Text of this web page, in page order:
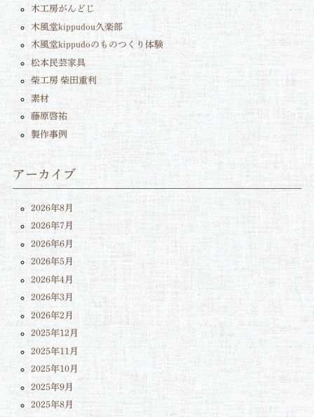
木工房がんどじ
木風堂kippudou久楽部
木風堂kippudoのものつくり体験
松本民芸家具
柴工房 柴田重利
素材
藤原啓祐
製作事例
アーカイブ
2026年8月
2026年7月
2026年6月
2026年5月
2026年4月
2026年3月
2026年2月
2025年12月
2025年11月
2025年10月
2025年9月
2025年8月